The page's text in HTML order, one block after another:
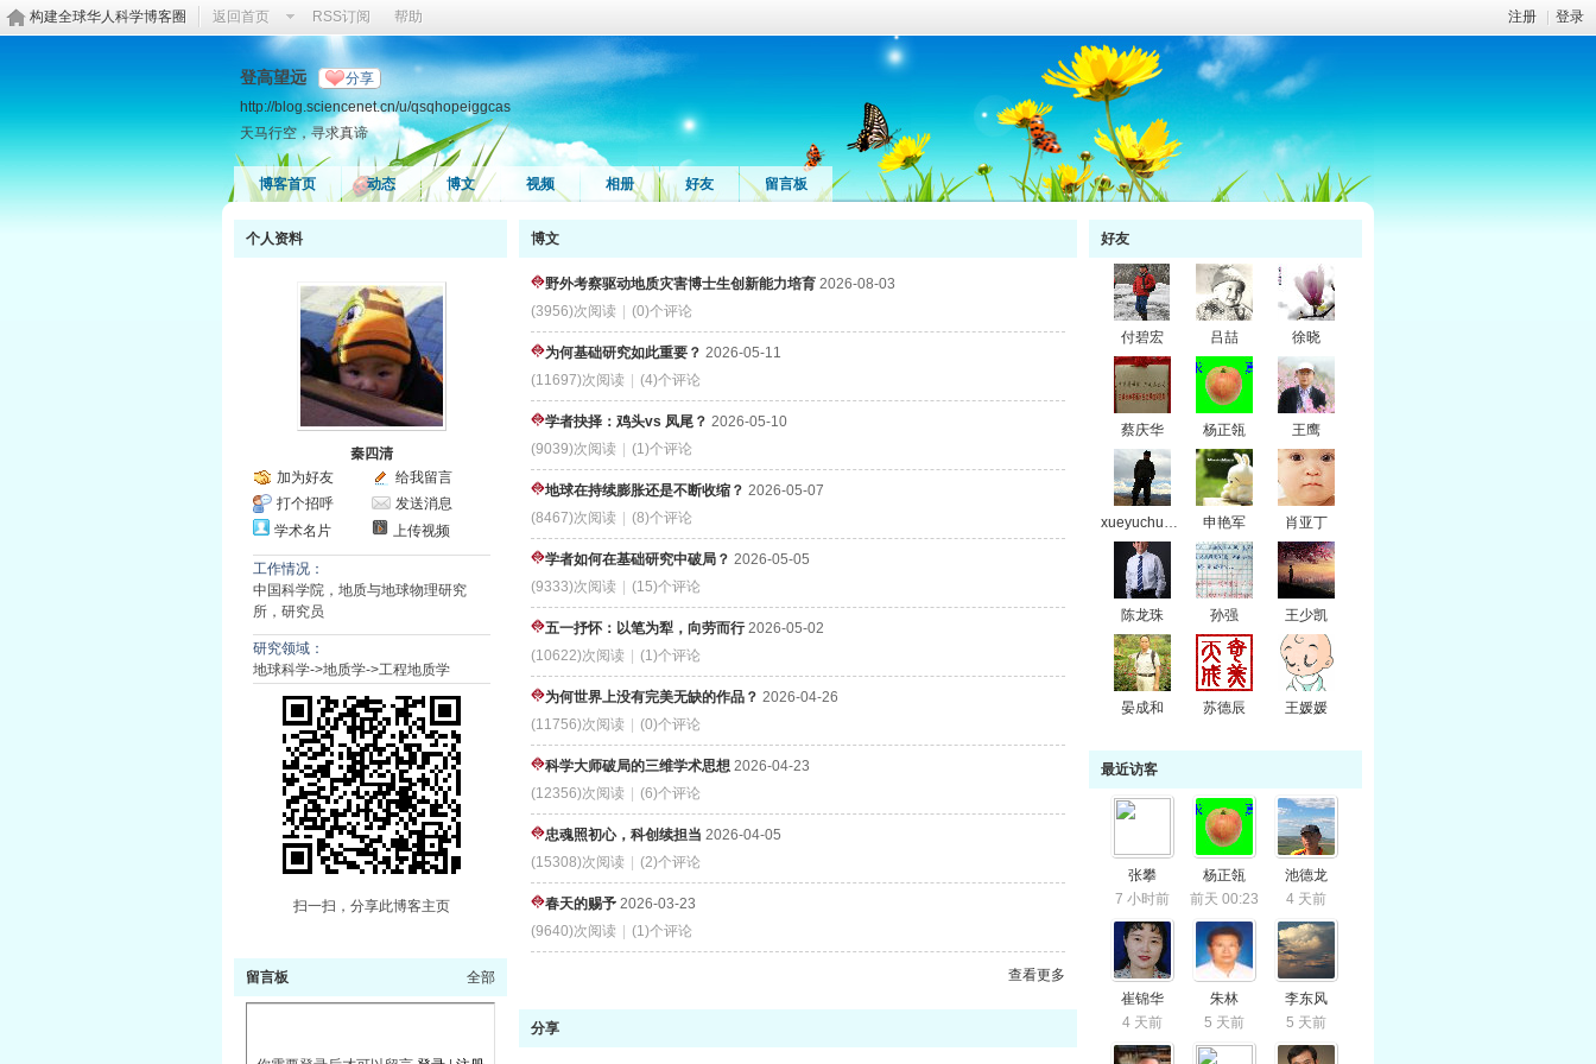
注册 登录
构建全球华人科学博客圈 返回首页 RSS订阅 帮助
登高望远 分享
http://blog.sciencenet.cn/u/qsqhopeiggcas
天马行空，寻求真谛
博客首页 动态 博文 视频 相册 好友 留言板
个人资料
秦四清
加为好友
给我留言
打个招呼
发送消息
学术名片
上传视频
工作情况：
中国科学院，地质与地球物理研究
所，研究员
研究领域：
地球科学->地质学->工程地质学
扫一扫，分享此博客主页
留言板 全部
博文
野外考察驱动地质灾害博士生创新能力培育 2026-08-03
(3956)次阅读
(0)个评论
为何基础研究如此重要？ 2026-05-11
(11697)次阅读
(4)个评论
学者抉择：鸡头vs 凤尾？ 2026-05-10
(9039)次阅读
(1)个评论
地球在持续膨胀还是不断收缩？ 2026-05-07
(8467)次阅读
(8)个评论
学者如何在基础研究中破局？ 2026-05-05
(9333)次阅读
(15)个评论
五一抒怀：以笔为犁，向劳而行2026-05-02
(10622)次阅读
(1)个评论
为何世界上没有完美无缺的作品？ 2026-04-26
(11756)次阅读
(0)个评论
科学大师破局的三维学术思想 2026-04-23
(12356)次阅读
(6)个评论
忠魂照初心，科创续担当 2026-04-05
(15308)次阅读
(2)个评论
春天的赐予 2026-03-23
(9640)次阅读
(1)个评论
查看更多
分享
好友
付碧宏 吕喆 徐晓
蔡庆华 杨正瓴 王鹰
xueyuchuanqi 申艳军 肖亚丁
陈龙珠 孙强 王少凯
晏成和 苏德辰 王媛媛
最近访客
张攀
7 小时前
杨正瓴
前天 00:23
池德龙
4 天前
崔锦华
4 天前
朱林
5 天前
李东风
5 天前